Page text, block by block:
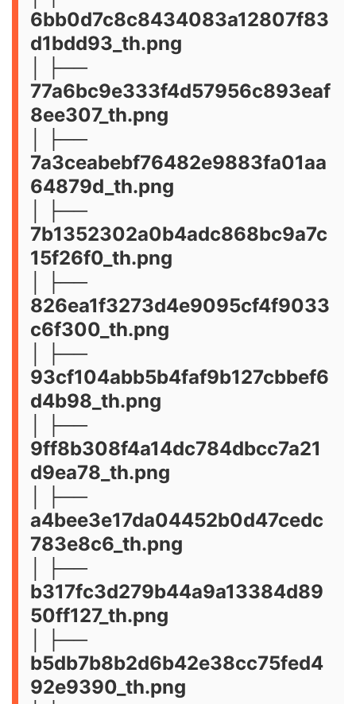
6bb0d7c8c8434083a12807f83
d1bdd93_th.png
│ ├──
77a6bc9e333f4d57956c893eaf
8ee307_th.png
│ ├──
7a3ceabebf76482e9883fa01aa
64879d_th.png
│ ├──
7b1352302a0b4adc868bc9a7c
15f26f0_th.png
│ ├──
826ea1f3273d4e9095cf4f9033
c6f300_th.png
│ ├──
93cf104abb5b4faf9b127cbbef6
d4b98_th.png
│ ├──
9ff8b308f4a14dc784dbcc7a21
d9ea78_th.png
│ ├──
a4bee3e17da04452b0d47cedc
783e8c6_th.png
│ ├──
b317fc3d279b44a9a13384d89
50ff127_th.png
│ ├──
b5db7b8b2d6b42e38cc75fed4
92e9390_th.png